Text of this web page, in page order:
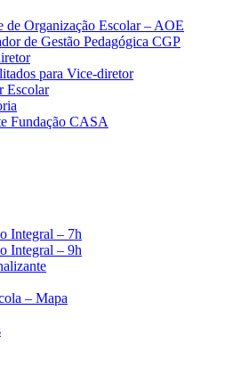
de Organização Escolar – AOE
de Gestão Pedagógica CGP
para Vice-diretor
Escolar
Fundação CASA
Integral – 7h
Integral – 9h
– Mapa